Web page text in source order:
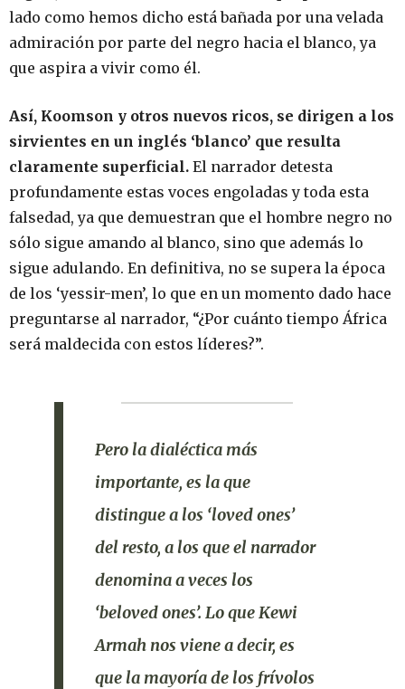
lado como hemos dicho está bañada por una velada
admiración por parte del negro hacia el blanco, ya
que aspira a vivir como él.
Así, Koomson y otros nuevos ricos, se dirigen a los
sirvientes en un inglés ‘blanco’ que resulta
claramente superficial. El narrador detesta
profundamente estas voces engoladas y toda esta
falsedad, ya que demuestran que el hombre negro no
sólo sigue amando al blanco, sino que además lo
sigue adulando. En definitiva, no se supera la época
de los ‘yessir-men’, lo que en un momento dado hace
preguntarse al narrador, “¿Por cuánto tiempo África
será maldecida con estos líderes?”.
Pero la dialéctica más
importante, es la que
distingue a los ‘loved ones’
del resto, a los que el narrador
denomina a veces los
‘beloved ones’. Lo que Kewi
Armah nos viene a decir, es
que la mayoría de los frívolos